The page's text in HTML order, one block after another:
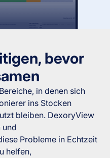
bevor
in denen sich
ins Stocken
bleiben. DexoryView
und
Probleme in Echtzeit
helfen,